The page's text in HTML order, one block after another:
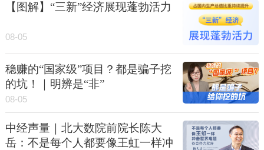
【图解】“三新”经济展现蓬勃活力
08-05
稳赚的“国家级”项目？都是骗子挖
的坑！｜明辨是“非”
08-05
中经声量｜北大数院前院长陈大
岳：不是每个人都要像王虹一样冲